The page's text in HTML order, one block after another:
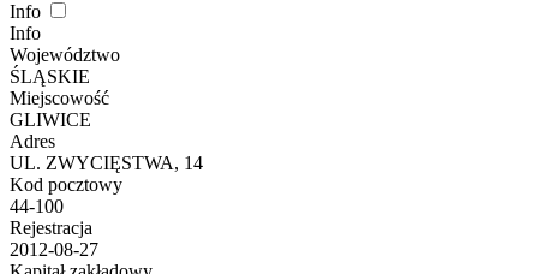
Info
Info
Województwo
ŚLĄSKIE
Miejscowość
GLIWICE
Adres
UL. ZWYCIĘSTWA, 14
Kod pocztowy
44-100
Rejestracja
2012-08-27